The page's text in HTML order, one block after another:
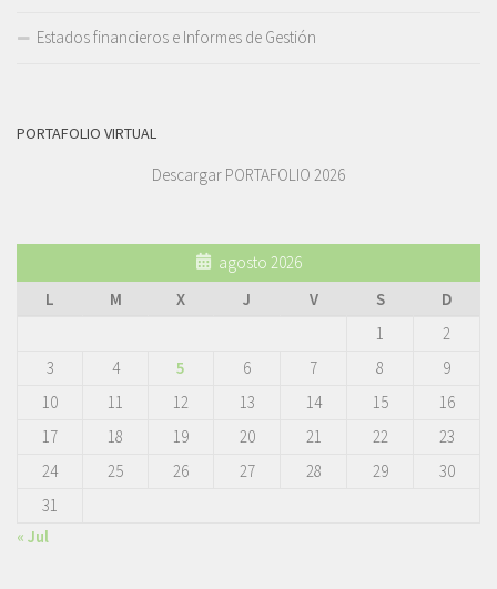
Estados financieros e Informes de Gestión
PORTAFOLIO VIRTUAL
Descargar PORTAFOLIO 2026
agosto 2026
L
M X J V S
D
1
2
3
4 5 6 7 8
9
10
11 12 13 14 15
16
17
18 19 20 21 22
23
24
25 26 27 28 29
30
31
« Jul